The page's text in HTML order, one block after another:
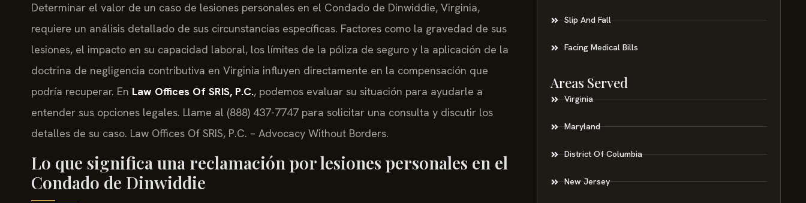
Determinar el valor de un caso de lesiones personales en el Condado de Dinwiddie, Virginia,
requiere un análisis detallado de sus circunstancias específicas. Factores como la gravedad de sus
lesiones, el impacto en su capacidad laboral, los límites de la póliza de seguro y la aplicación de la
doctrina de negligencia contributiva en Virginia influyen directamente en la compensación que
podría recuperar. En Law Offices Of SRIS, P.C., podemos evaluar su situación para ayudarle a
entender sus opciones legales. Llame al (888) 437-7747 para solicitar una consulta y discutir los
detalles de su caso. Law Offices Of SRIS, P.C. – Advocacy Without Borders.
Lo que significa una reclamación por lesiones personales en el
Condado de Dinwiddie
Slip And Fall
Facing Medical Bills
Areas Served
Virginia
Maryland
District Of Columbia
New Jersey